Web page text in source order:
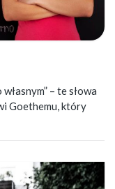
– te słowa
Goethemu, który